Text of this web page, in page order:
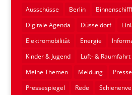
Ausschüsse
Berlin
Digitale Agenda
Düsseldorf
Elektromobilität
Energie
Kinder & Jugend
Luft- & Raumfahrt
Meine Themen
Meldung
Pressespiegel
Rede